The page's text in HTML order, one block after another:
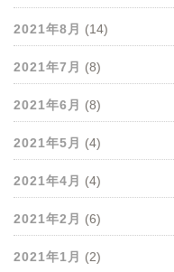
2021年8月 (14)
2021年7月 (8)
2021年6月 (8)
2021年5月 (4)
2021年4月 (4)
2021年2月 (6)
2021年1月 (2)